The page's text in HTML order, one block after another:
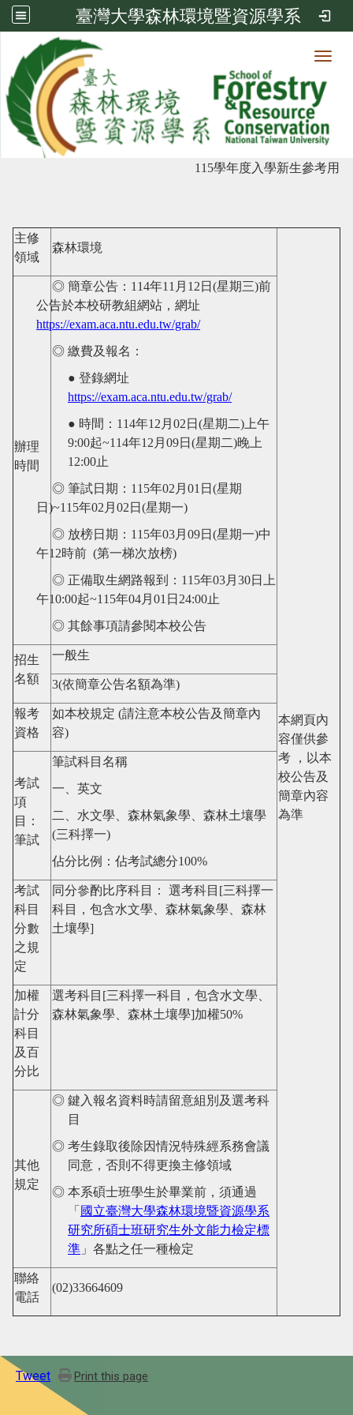
臺灣大學森林環境暨資源學系
瀏覽人次: 11248
碩士班-考試入學（丙組）
115學年度入學新生參考用
主修
領域
森林環境
本網頁內
容僅供參
考 ，以本
校公告及
簡章內容
為準
辦理
時間
◎ 簡章公告： 114年11 月 12 日 (星期三)前
公告於本校研教組網站，網址
https://exam.aca.ntu.edu.tw/grab/
◎ 繳費及報名：
● 登錄網址
https://exam.aca.ntu.edu.tw/grab/
● 時間： 114年12 月 02 日 (星期 二) 上午
9:00起~114年12 月 09日 (星期二)晚上
12:00止
◎ 筆試日期： 115年02 月 01 日 (星期
日 )~115年02 月 02 日 (星期一)
◎ 放榜日期： 115年03月 09日 (星期一)中
午12時前 (第一梯次放榜)
◎ 正備取生網路報到： 115年03月 30日上
午10:00起~115年04月 01 日 24:00止
◎ 其餘事項請參閱本校公告
招生
名額
一般生
3(依簡章公告名額為準)
報考
資格
如本校規定 (請注意本校公告及簡章內
容)
考試
項
目：
筆試
筆試科目名稱
一、英文
二、水文學、森林氣象學、森林土壤學
(三科擇一)
佔分比例：佔考試總分100%
考試
科目
分數
之規
定
同分參酌比序科目 ： 選考科目 [三科擇一
科目，包含水文學、森林氣象學、森林
土壤學]
加權
計分
科目
及百
分比
選考科目 [三科擇一科目，包含水文學、
森林氣象學、森林土壤學]加權50%
其他
規定
◎ 鍵入報名資料時請留意組別及選考科
目
◎ 考生錄取後除因情況特殊經系務會議
同意，否則不得更換主修領域
◎ 本系碩士班學生於畢業前，須通過
「 國立臺灣大學森林環境暨資源學系
研究所碩士班研究生外文能力檢定標
準 」各點之任一種檢定
聯絡
電話
(02)33664609
Tweet Print this page